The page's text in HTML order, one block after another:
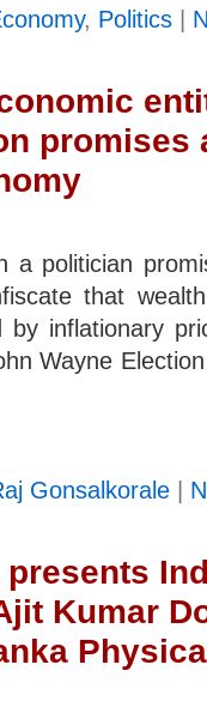
, Politics|
promises
a politician
that
inflationary
Wayne
Gonsalkorale |
Kumar